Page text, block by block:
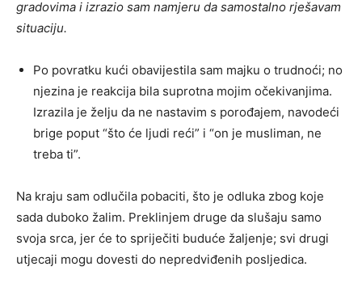
gradovima i izrazio sam namjeru da samostalno rješavam
situaciju.
Po povratku kući obavijestila sam majku o trudnoći; no
njezina je reakcija bila suprotna mojim očekivanjima.
Izrazila je želju da ne nastavim s porođajem, navodeći
brige poput “što će ljudi reći” i “on je musliman, ne
treba ti”.
Na kraju sam odlučila pobaciti, što je odluka zbog koje
sada duboko žalim. Preklinjem druge da slušaju samo
svoja srca, jer će to spriječiti buduće žaljenje; svi drugi
utjecaji mogu dovesti do nepredviđenih posljedica.